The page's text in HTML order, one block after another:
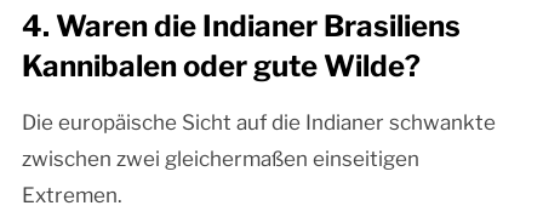
4. Waren die Indianer Brasiliens
Kannibalen oder gute Wilde?
Die europäische Sicht auf die Indianer schwankte
zwischen zwei gleichermaßen einseitigen
Extremen.